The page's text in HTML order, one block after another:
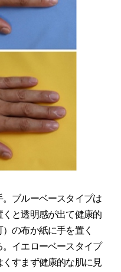
ブルーベースタイプは
と透明感が出て健康的
の布か紙に手を置く
イエローベースタイプ
すまず健康的な肌に見